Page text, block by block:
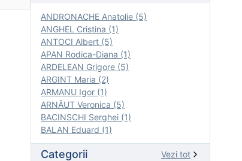
ANDRONACHE Anatolie (5)
ANGHEL Cristina (1)
ANTOCI Albert (5)
APAN Rodica-Diana (1)
ARDELEAN Grigore (5)
ARGINT Maria (2)
ARMANU Igor (1)
ARNĂUT Veronica (5)
BACINSCHI Serghei (1)
BALAN Eduard (1)
Categorii Vezi tot